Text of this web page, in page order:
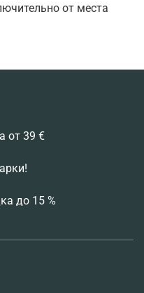
от места
от 39 €
до 15 %